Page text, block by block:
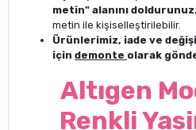
metin" alanını
metin ile kişiselleştirilebilir.
Ürünlerimiz, iade ve
için demonte olarak
Altıgen
Renkli